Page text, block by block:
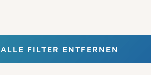
ALLE FILTER ENTFERNEN